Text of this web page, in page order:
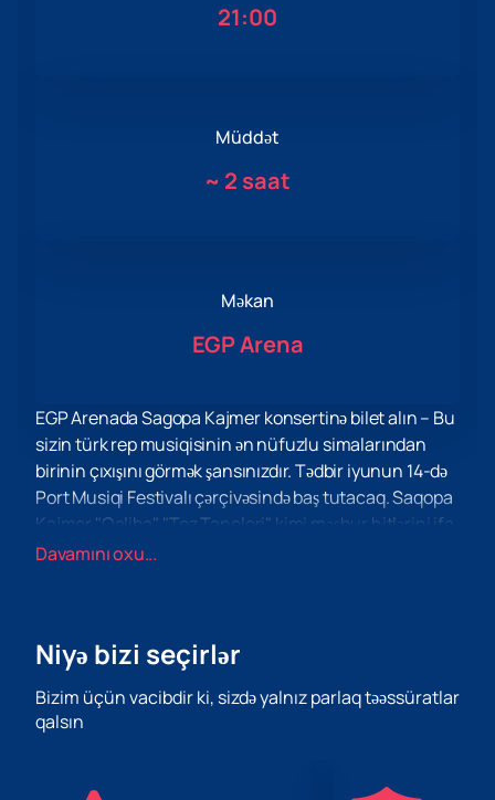
21:00
Müddət
~ 2 saat
Məkan
EGP Arena
EGP Arenada Sagopa Kajmer konsertinə bilet alın – Bu
sizin türk rep musiqisinin ən nüfuzlu simalarından
birinin çıxışını görmək şansınızdır. Tədbir iyunun 14-də
Port Musiqi Festivalı çərçivəsində baş tutacaq. Saqopa
Kajmer "Qaliba", "Toz Taneleri" kimi məşhur hitlərini ifa
edəcək. və "366 gun-cı gün". Konsert janrın bütün
möhtəşəm ifaları təmin edən qabaqcıl səs və
Ziyarətçilərin rahatlığı üçün ayrı-ayrı girişləri olan iki
dayanacaq, həmçinin oturmaq üçün rahat masaları
Veb saytımız vasitəsilə biletlərin alınmasının
Davamını oxu...
Niyə bizi seçirlər
Bizim üçün vacibdir ki, sizdə yalnız parlaq təəssüratlar
qalsın